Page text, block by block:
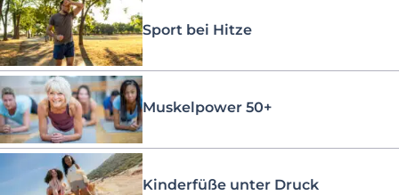
Sport bei Hitze
Muskelpower 50+
Kinderfüße unter Druck